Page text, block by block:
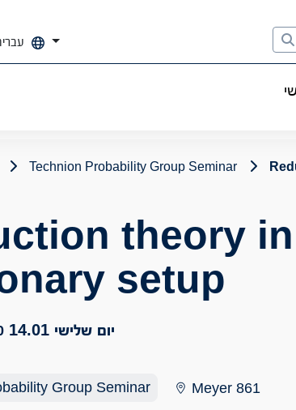
Technion Probability Group Seminar
theory
setup
יום שלישי 14.01
Group Seminar Meyer 861